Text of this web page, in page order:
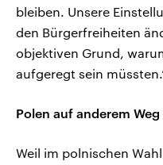
bleiben. Unsere
den Bürgerfreiheiten
objektiven Grund,
aufgeregt sein
Polen auf anderem Weg
Weil im polnischen